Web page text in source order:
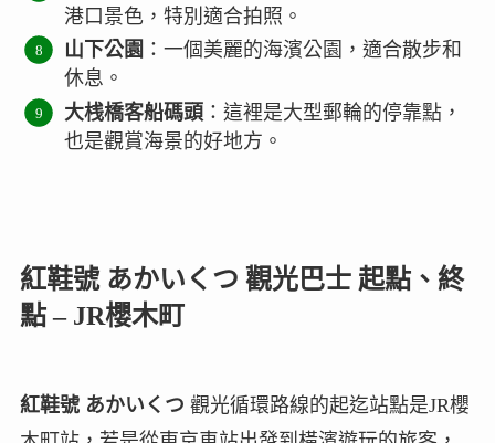
港口景色，特別適合拍照。
山下公園 ：一個美麗的海濱公園，適合散步和
休息。
大桟橋客船碼頭 ：這裡是大型郵輪的停靠點，
也是觀賞海景的好地方。
紅鞋號 あかいくつ 觀光巴士 起點、終
點 – JR櫻木町
紅鞋號 あかいくつ 觀光循環路線的起迄站點是JR櫻